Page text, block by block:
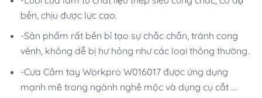
bền, chịu được lực cao.
-Sản phẩm rất bền bỉ tạo sự chắc chắn, tránh cong
vênh, không dễ bị hư hỏng như các loại thông thường.
-Cưa Cầm tay Workpro W016017 được ứng dụng
mạnh mẽ trong ngành nghề mộc và dụng cụ cắt ….